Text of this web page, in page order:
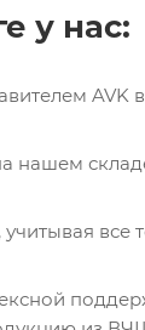
у нас:
AVK
нашем